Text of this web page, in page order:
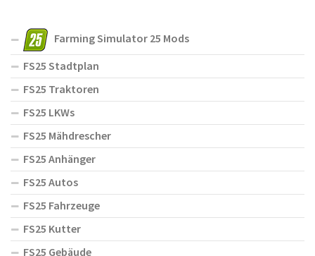
Farming Simulator 25 Mods
FS25 Stadtplan
FS25 Traktoren
FS25 LKWs
FS25 Mähdrescher
FS25 Anhänger
FS25 Autos
FS25 Fahrzeuge
FS25 Kutter
FS25 Gebäude